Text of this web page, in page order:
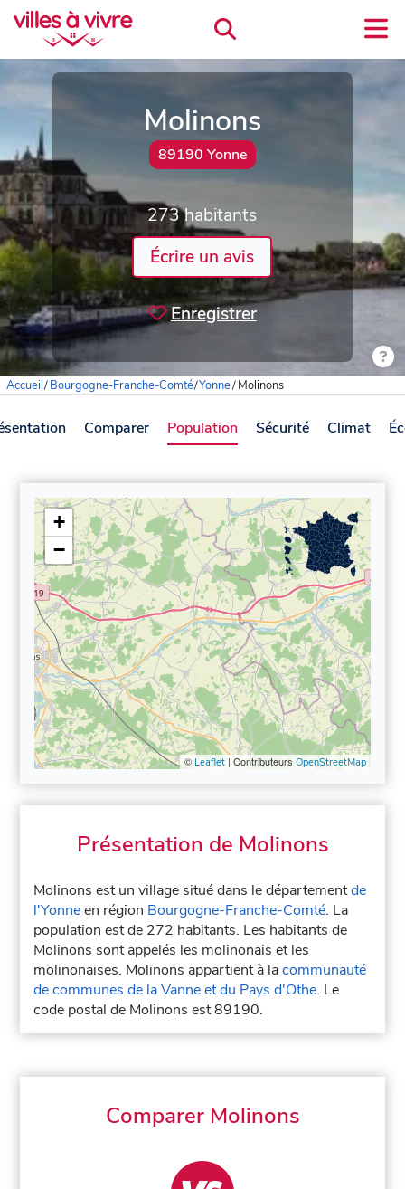
Molinons
89190 Yonne
273 habitants
Écrire un avis
Enregistrer
Accueil/Bourgogne-Franche-Comté/Yonne/Molinons
Comparer Population Sécurité Climat
+
−
© Leaflet| Contributeurs OpenStreetMap
Présentation de Molinons
Molinons est un village situé dans le départementde
l'Yonneen région Bourgogne-Franche-Comté. La
population est de 272 habitants. Les habitants de
Molinons sont appelés les molinonais et les
molinonaises. Molinons appartient à lacommunauté
de communes de la Vanne et du Pays d'Othe. Le
code postal de Molinons est 89190.
Comparer Molinons